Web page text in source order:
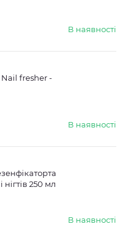
В наявності
Nail fresher -
В наявності
250 мл
В наявності